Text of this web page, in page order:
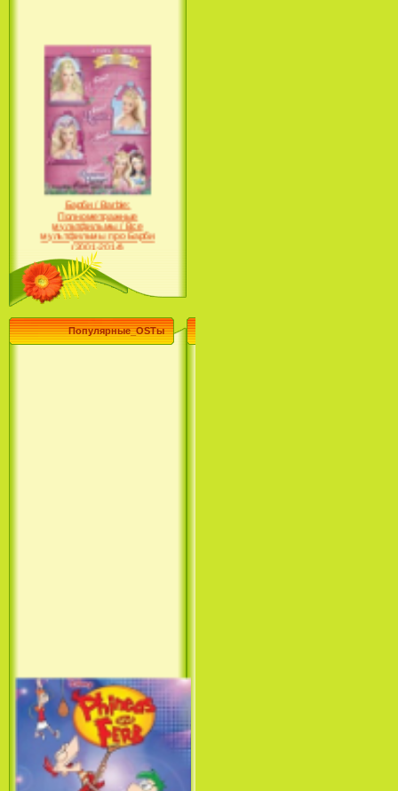
Барби / Barbie:
Полнометражные
мультфильмы / Все
мультфильмы про Барби
(2001-2014)
Фархат: Принц Персии /
Популярные_OSTы